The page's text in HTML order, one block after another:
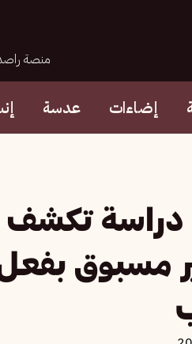
منصة
إضاءات عدسة
دراسة تكشف
مسبوق